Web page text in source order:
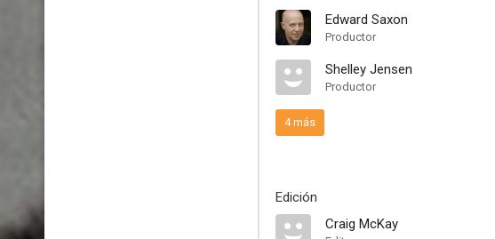
Edward Saxon
Productor
Shelley Jensen
Productor
4 más
Edición
Craig McKay